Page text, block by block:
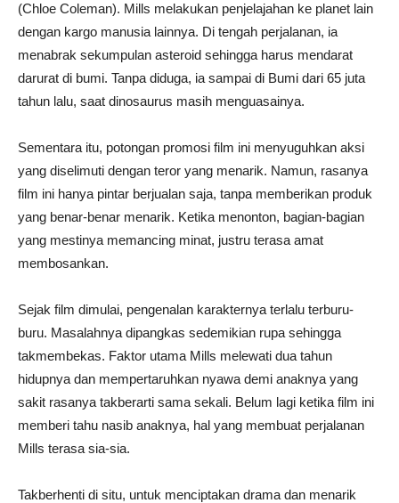
(Chloe Coleman). Mills melakukan penjelajahan ke planet lain
dengan kargo manusia lainnya. Di tengah perjalanan, ia
menabrak sekumpulan asteroid sehingga harus mendarat
darurat di bumi. Tanpa diduga, ia sampai di Bumi dari 65 juta
tahun lalu, saat dinosaurus masih menguasainya.
Sementara itu, potongan promosi film ini menyuguhkan aksi
yang diselimuti dengan teror yang menarik. Namun, rasanya
film ini hanya pintar berjualan saja, tanpa memberikan produk
yang benar-benar menarik. Ketika menonton, bagian-bagian
yang mestinya memancing minat, justru terasa amat
membosankan.
Sejak film dimulai, pengenalan karakternya terlalu terburu-
buru. Masalahnya dipangkas sedemikian rupa sehingga
takmembekas. Faktor utama Mills melewati dua tahun
hidupnya dan mempertaruhkan nyawa demi anaknya yang
sakit rasanya takberarti sama sekali. Belum lagi ketika film ini
memberi tahu nasib anaknya, hal yang membuat perjalanan
Mills terasa sia-sia.
Takberhenti di situ, untuk menciptakan drama dan menarik